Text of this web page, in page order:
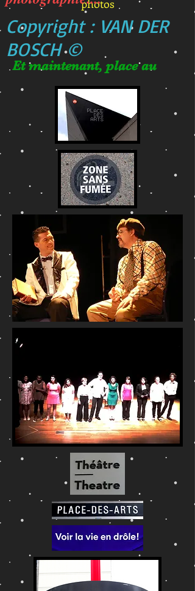
photos
Copyright : VAN DER
BOSCH ©
Et maintenant, place au